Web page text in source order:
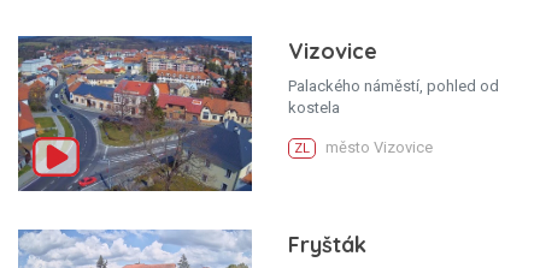
Vizovice
Palackého náměstí, pohled od
kostela
ZL město Vizovice
Fryšták